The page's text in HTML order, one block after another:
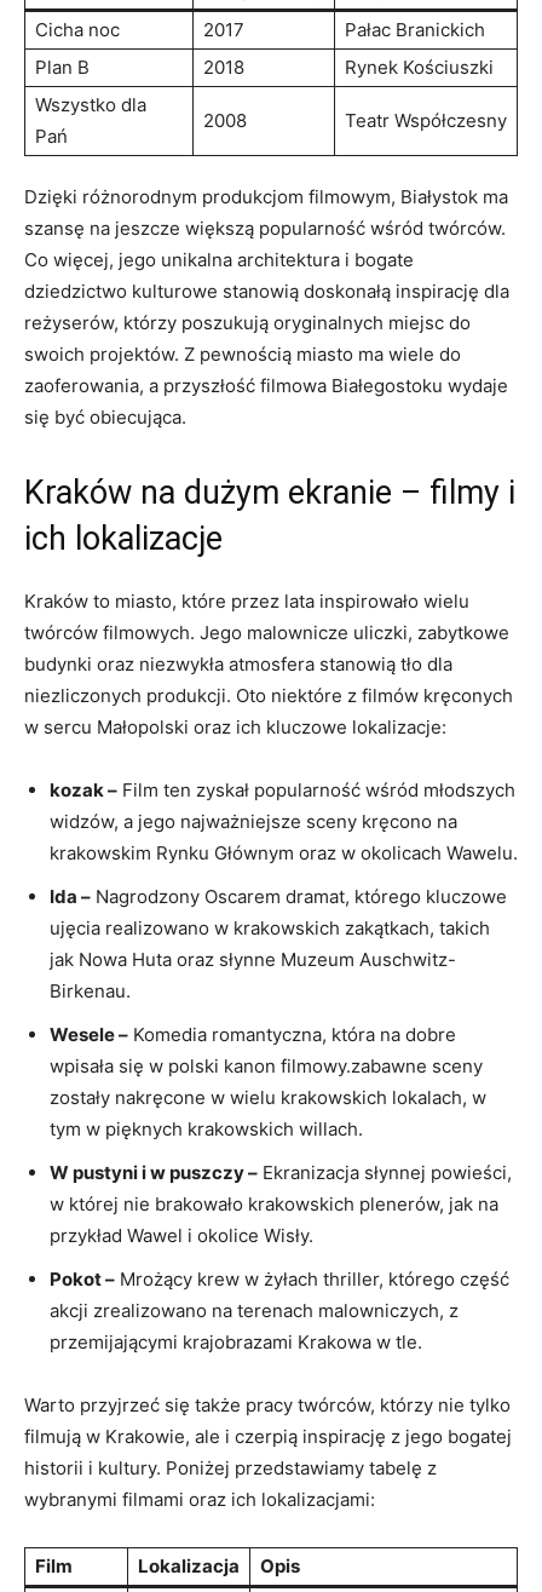
Cicha noc
2017
Pałac Branickich
Plan B
2018
Rynek Kościuszki
Wszystko dla‌
Pań
2008 Teatr ⁤Współczesny
Dzięki różnorodnym produkcjom filmowym, Białystok ma
szansę na jeszcze większą popularność‍ wśród twórców.
Co‍ więcej, ⁣jego unikalna architektura i⁤ bogate
⁣dziedzictwo kulturowe ⁤stanowią doskonałą ‍inspirację dla
reżyserów, którzy poszukują oryginalnych ⁣miejsc do
swoich projektów. Z pewnością⁢ miasto ma wiele do
zaoferowania, a przyszłość filmowa Białegostoku wydaje
się być⁣ obiecująca.
Kraków na dużym ekranie – filmy i⁢
ich⁣ lokalizacje
Kraków ‌to miasto, które przez lata inspirowało wielu
twórców filmowych. Jego malownicze⁢ uliczki,⁤ zabytkowe
budynki ‌oraz niezwykła atmosfera stanowią tło dla⁤
niezliczonych produkcji. Oto niektóre⁤ z filmów kręconych
w sercu Małopolski oraz ich kluczowe ‍lokalizacje:
kozak – Film ⁣ten zyskał popularność wśród​ młodszych
widzów,⁣ a jego najważniejsze sceny kręcono na
krakowskim Rynku Głównym oraz‍ w okolicach Wawelu.
Ida – Nagrodzony Oscarem dramat, którego kluczowe
ujęcia realizowano w krakowskich zakątkach, takich⁤
jak Nowa Huta oraz słynne Muzeum Auschwitz-
Birkenau.
Wesele – Komedia romantyczna, ​która⁢ na dobre
⁣wpisała się w ‌polski kanon filmowy.zabawne‌ sceny
zostały nakręcone w wielu krakowskich lokalach, w
tym w pięknych krakowskich willach.
W pustyni⁣ i w puszczy – Ekranizacja słynnej ⁣powieści,‍
w której nie brakowało krakowskich ⁢plenerów, jak na
przykład Wawel i okolice Wisły.
Pokot – Mrożący krew w żyłach thriller, którego część
akcji⁢ zrealizowano na terenach malowniczych, z
przemijającymi krajobrazami Krakowa w tle.
Warto przyjrzeć się także pracy twórców, którzy nie ⁣tylko
filmują w Krakowie,⁤ ale i czerpią inspirację z jego bogatej
historii⁣ i kultury. Poniżej przedstawiamy ⁤tabelę z
wybranymi filmami oraz ich ⁣lokalizacjami:
Film Lokalizacja Opis